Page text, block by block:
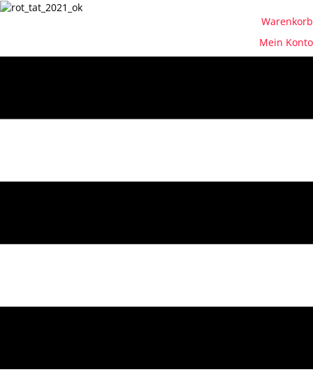
Warenkorb
Mein Konto